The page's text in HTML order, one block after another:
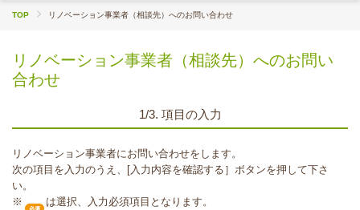
TOP リノベーション事業者（相談先）へのお問い合わせ
リノベーション事業者（相談先）へのお問い
合わせ
1/3. 項目の入力
リノベーション事業者にお問い合わせをします。
次の項目を入力のうえ、[入力内容を確認する］ボタンを押して下さ
い。
※
は選択、入力必須項目となります。